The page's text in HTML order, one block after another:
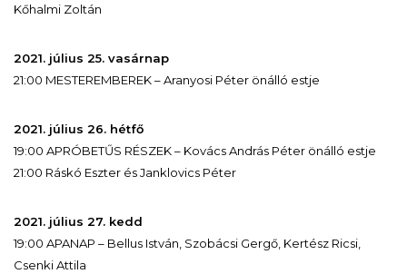
Kőhalmi Zoltán
2021. július 25. vasárnap
21:00 MESTEREMBEREK – Aranyosi Péter önálló estje
2021. július 26. hétfő
19:00 APRÓBETŰS RÉSZEK – Kovács András Péter önálló estje
21:00 Ráskó Eszter és Janklovics Péter
2021. július 27. kedd
19:00 APANAP – Bellus István, Szobácsi Gergő, Kertész Ricsi,
Csenki Attila